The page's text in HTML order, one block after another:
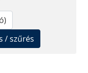
/ szűrés